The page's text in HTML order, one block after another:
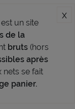
un site
de la
bruts(hors
après
nets se fait
panier.
x